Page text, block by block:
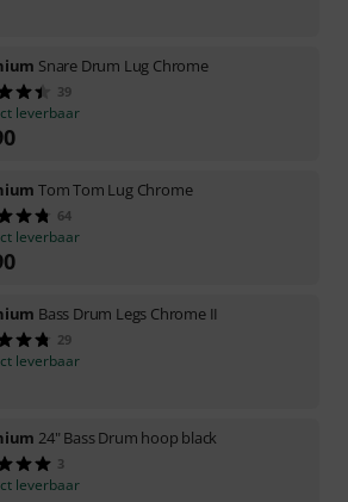
Snare Drum Lug Chrome
39
leverbaar
Tom Tom Lug Chrome
64
leverbaar
Bass Drum Legs Chrome II
29
leverbaar
24" Bass Drum hoop black
3
leverbaar